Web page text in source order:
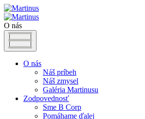
O nás
O nás
Náš príbeh
Náš zmysel
Galéria Martinusu
Zodpovednosť
Sme B Corp
Pomáhame ďalej